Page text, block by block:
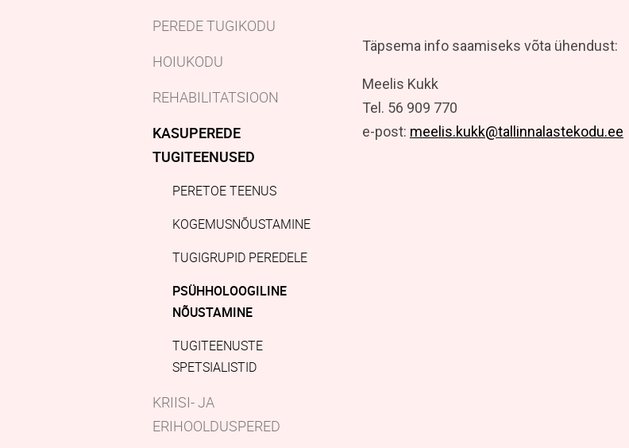
PEREDE TUGIKODU
HOIUKODU
REHABILITATSIOON
KASUPEREDE
TUGITEENUSED
PERETOE TEENUS
KOGEMUSNÕUSTAMINE
TUGIGRUPID PEREDELE
PSÜHHOLOOGILINE
NÕUSTAMINE
TUGITEENUSTE
SPETSIALISTID
KRIISI- JA
ERIHOOLDUSPERED
Täpsema info saamiseks võta ühendust:
Meelis Kukk
Tel. 56 909 770
e-post: meelis.kukk@tallinnalastekodu.ee